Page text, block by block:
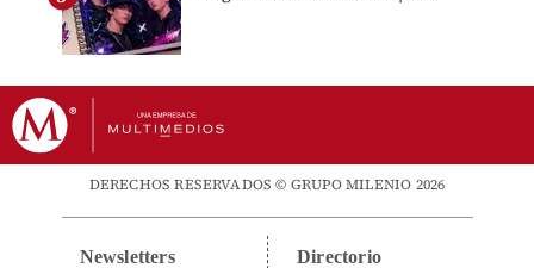
DERECHOS RESERVADOS © GRUPO MILENIO 2026
Newsletters Directorio